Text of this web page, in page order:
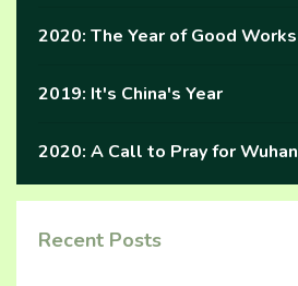
2020: The Year of Good Works
2019: It's China's Year
2020: A Call to Pray for Wuhan
Recent Posts